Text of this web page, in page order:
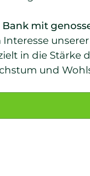
mit
in die Stärke
und